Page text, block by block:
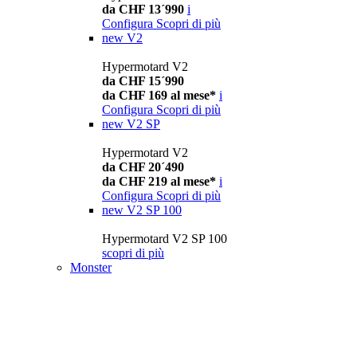
da CHF 13´990 i
Configura Scopri di più
new V2
Hypermotard V2
da CHF 15´990
da CHF 169 al mese* i
Configura Scopri di più
new V2 SP
Hypermotard V2
da CHF 20´490
da CHF 219 al mese* i
Configura Scopri di più
new V2 SP 100
Hypermotard V2 SP 100
scopri di più
Monster